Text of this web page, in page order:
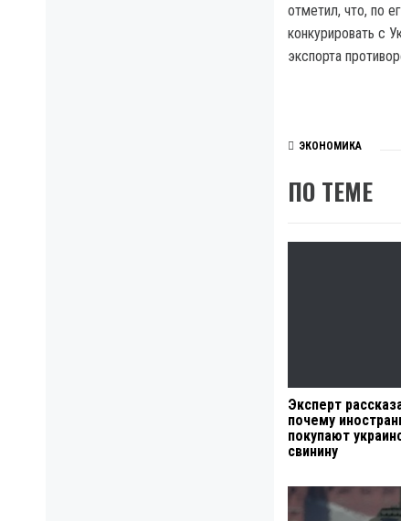
отметил, что, по
конкурировать с
экспорта
ЭКОНОМИКА
ПО ТЕМЕ
Эксперт
почему
покупают
свинину
Навигация